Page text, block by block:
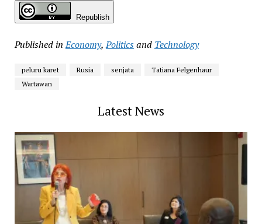
Republish
Published in Economy,Politicsand Technology
peluru karet Rusia senjata
Tatiana Felgenhaur
Wartawan
Latest News